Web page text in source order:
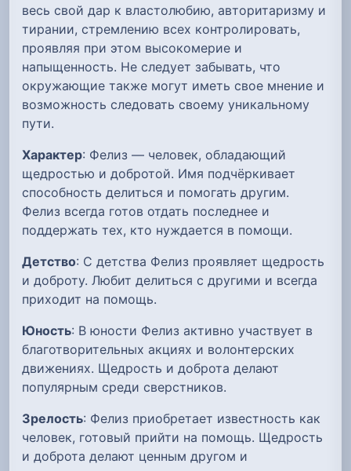
весь свой дар к властолюбию, авторитаризму и
тирании, стремлению всех контролировать,
проявляя при этом высокомерие и
напыщенность. Не следует забывать, что
окружающие также могут иметь свое мнение и
возможность следовать своему уникальному
пути.
Характер: Фелиз — человек, обладающий
щедростью и добротой. Имя подчёркивает
способность делиться и помогать другим.
Фелиз всегда готов отдать последнее и
поддержать тех, кто нуждается в помощи.
Детство: С детства Фелиз проявляет щедрость
и доброту. Любит делиться с другими и всегда
приходит на помощь.
Юность: В юности Фелиз активно участвует в
благотворительных акциях и волонтерских
движениях. Щедрость и доброта делают
популярным среди сверстников.
Зрелость: Фелиз приобретает известность как
человек, готовый прийти на помощь. Щедрость
и доброта делают ценным другом и